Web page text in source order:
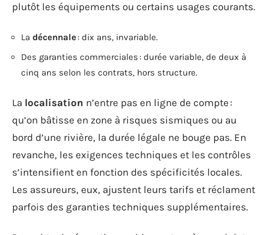
plutôt les équipements ou certains usages courants.
La décennale: dix ans, invariable.
Des garanties commerciales : durée variable, de deux à
cinq ans selon les contrats, hors structure.
La localisation n’entre pas en ligne de compte :
qu’on bâtisse en zone à risques sismiques ou au
bord d’une rivière, la durée légale ne bouge pas. En
revanche, les exigences techniques et les contrôles
s’intensifient en fonction des spécificités locales.
Les assureurs, eux, ajustent leurs tarifs et réclament
parfois des garanties techniques supplémentaires.